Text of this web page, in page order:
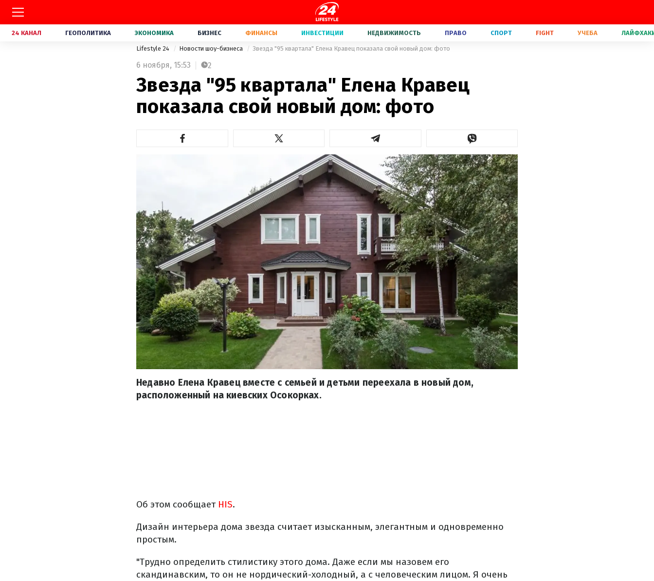
24 КАНАЛ ГЕОПОЛИТИКА ЭКОНОМИКА БИЗНЕС ФИНАНСЫ ИНВЕСТИЦИИ НЕДВИЖИМОСТЬ ПРАВО СПОРТ FIGHT УЧЕБА
Lifestyle 24 Новости шоу-бизнеса Звезда "95 квартала" Елена Кравец показала свой новый дом: фото
6 ноября, 15:53 2
Звезда "95 квартала" Елена Кравец
показала свой новый дом: фото
Недавно Елена Кравец вместе с семьей и детьми переехала в новый дом,
расположенный на киевских Осокорках.
Об этом сообщает HIS.
Дизайн интерьера дома звезда считает изысканным, элегантным и одновременно
простым.
"Трудно определить стилистику этого дома. Даже если мы назовем его
скандинавским, то он не нордический-холодный, а с человеческим лицом. Я очень